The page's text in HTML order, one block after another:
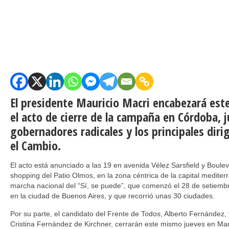
El presidente Mauricio Macri encabezará
el acto de cierre de la campaña en Córdoba,
gobernadores radicales y los principales
el Cambio.
El acto está anunciado a las 19 en avenida Vélez Sarsfield y
shopping del Patio Olmos, en la zona céntrica de la capital
marcha nacional del “Sí, se puede”, que comenzó el 28 de
en la ciudad de Buenos Aires, y que recorrió unas 30 ciudades.
Por su parte, el candidato del Frente de Todos, Alberto
Cristina Fernández de Kirchner, cerrarán este mismo jueves en